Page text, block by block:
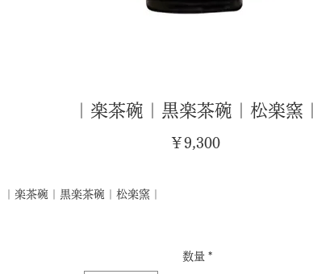
｜楽茶碗｜黒楽茶碗｜松楽窯｜
￥9,300価
｜楽茶碗｜黒楽茶碗｜松楽窯｜
数量 *